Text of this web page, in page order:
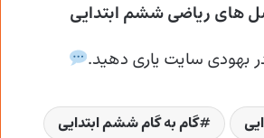
های ریاضی ششم ابتدایی
بهودی سایت یاری دهید.
گام به گام ششم ابتدایی